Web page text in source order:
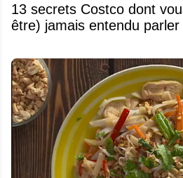
13 secrets Costco dont
être) jamais entendu parler